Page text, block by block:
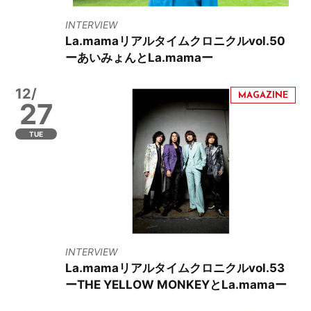
INTERVIEW
La.mamaリアルタイムクロニクルvol.50
ーあいみょんとLa.mamaー
12/
27
TUE
INTERVIEW
La.mamaリアルタイムクロニクルvol.53
ーTHE YELLOW MONKEYとLa.mamaー